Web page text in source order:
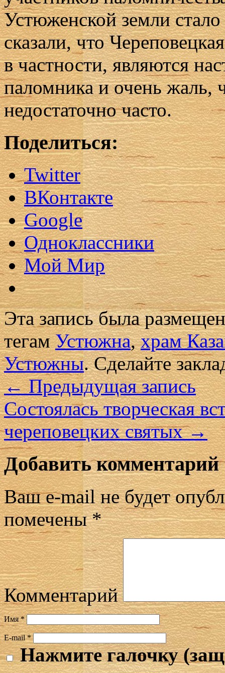
Устюженской земли
сказали, что
в частности, являются
паломника и очень жаль,
недостаточно часто.
Поделиться:
Twitter
ВКонтакте
Google
Одноклассники
Мой Мир
Эта запись была
тегамУстюжна,храм
Устюжны. Сделайте
←Предыдущая запись
Состоялась творческая
череповецких святых→
Добавить комментарий
Ваш e-mail не будет
помечены*
Комментарий
Имя*
E-mail*
Нажмите галочку